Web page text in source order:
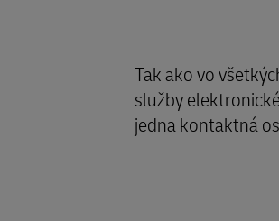
Tak ako vo
služby
jedna kontaktná